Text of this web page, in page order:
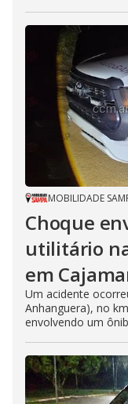
MOBILIDADE
Choque
utilitário
em
Um acidente
Anhanguera), no
envolvendo um